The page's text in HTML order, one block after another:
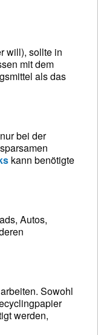
will), sollte in
mit dem
als das
bei der
kann benötigte
Autos,
Sowohl
werden,